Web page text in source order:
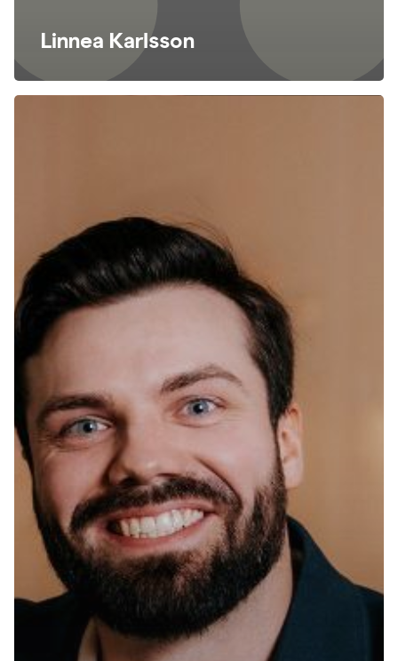
Linnea Karlsson